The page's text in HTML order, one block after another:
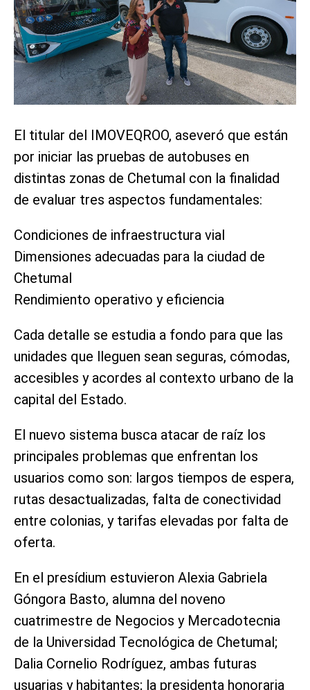
El titular del IMOVEQROO, aseveró que están
por iniciar las pruebas de autobuses en
distintas zonas de Chetumal con la finalidad
de evaluar tres aspectos fundamentales:
Condiciones de infraestructura vial
Dimensiones adecuadas para la ciudad de
Chetumal
Rendimiento operativo y eficiencia
Cada detalle se estudia a fondo para que las
unidades que lleguen sean seguras, cómodas,
accesibles y acordes al contexto urbano de la
capital del Estado.
El nuevo sistema busca atacar de raíz los
principales problemas que enfrentan los
usuarios como son: largos tiempos de espera,
rutas desactualizadas, falta de conectividad
entre colonias, y tarifas elevadas por falta de
oferta.
En el presídium estuvieron Alexia Gabriela
Góngora Basto, alumna del noveno
cuatrimestre de Negocios y Mercadotecnia
de la Universidad Tecnológica de Chetumal;
Dalia Cornelio Rodríguez, ambas futuras
usuarias y habitantes; la presidenta honoraria